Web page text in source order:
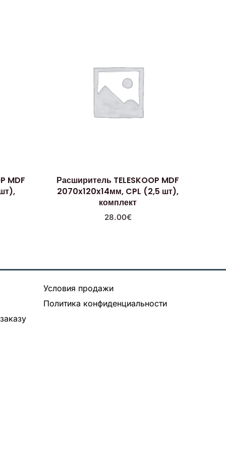
MDF
Расширитель TELESKOOP MDF
2070x120x14мм, CPL (2,5 шт),
комплект
28.00€
Условия продажи
Политика конфиденциальности